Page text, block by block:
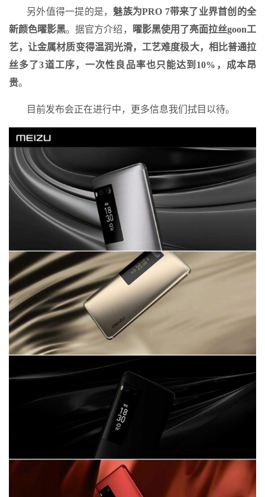
另外值得一提的是， 魅族为PRO 7带来了业界首创的全
新颜色曜影黑。据官方介绍，
曜影黑使用了亮面拉丝goon工
艺，让金属材质变得温润光滑，工艺难度极大，相比普通拉
丝多了3道工序，一次性良品率也只能达到10%，成本昂
贵。
目前发布会正在进行中，更多信息我们拭目以待。